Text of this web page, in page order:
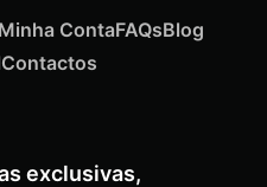
exclusivas,
Minha ContaFAQsBlog
Contactos